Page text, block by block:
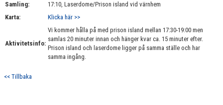
Samling:
17:10, Laserdome/Prison island vid värnhem
Karta:
Klicka här >>
Aktivitetsinfo:
Vi kommer hålla på med prison island mellan 17:30-19:00 men
samlas 20 minuter innan och hänger kvar ca. 15 minuter efter.
Prison island och laserdome ligger på samma ställe och har
samma ingång.
<< Tillbaka